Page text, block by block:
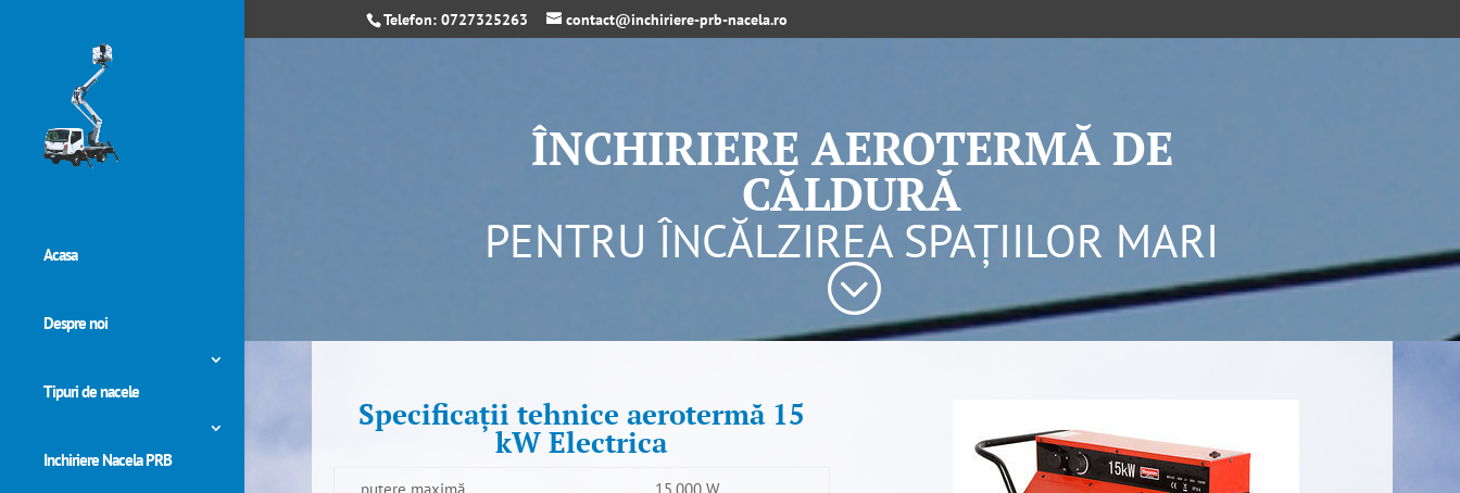
Telefon: 0727325263 contact@inchiriere-prb-nacela.ro
Acasa
Despre noi
Tipuri de nacele
Inchiriere Nacela PRB
ÎNCHIRIERE AEROTERMĂ DE
CĂLDURĂ
PENTRU ÎNCĂLZIREA SPAȚIILOR MARI
;
Specificații tehnice aerotermă 15
kW Electrica